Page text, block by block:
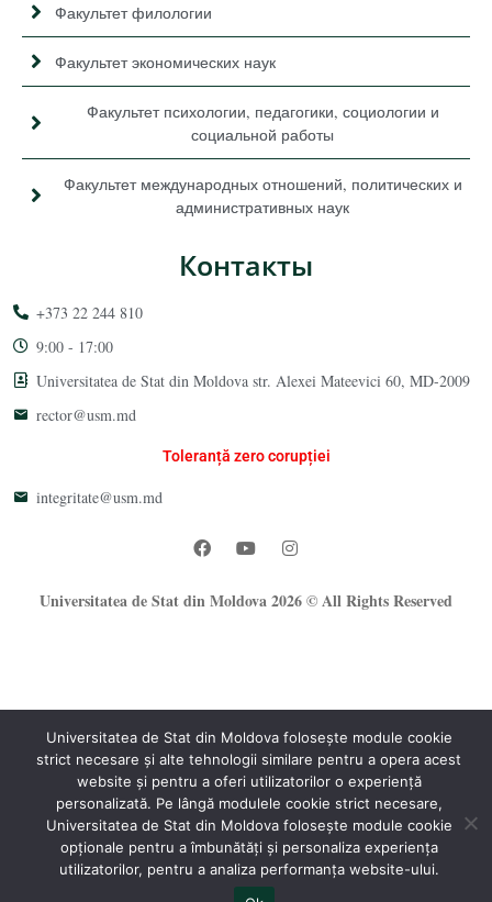
Факультет филологии
Факультет экономических наук
Факультет психологии, педагогики, социологии и
социальной работы
Факультет международных отношений, политических и
административных наук
Контакты
+373 22 244 810
9:00 - 17:00
Universitatea de Stat din Moldova str. Alexei Mateevici 60, MD-2009
rector@usm.md
Toleranță zero corupției
integritate@usm.md
Universitatea de Stat din Moldova 2026 © All Rights Reserved
Oficiul Programare Web al USM®
Universitatea de Stat din Moldova folosește module cookie
strict necesare și alte tehnologii similare pentru a opera acest
website și pentru a oferi utilizatorilor o experiență
personalizată. Pe lângă modulele cookie strict necesare,
Universitatea de Stat din Moldova folosește module cookie
opționale pentru a îmbunătăți și personaliza experiența
utilizatorilor, pentru a analiza performanța website-ului.